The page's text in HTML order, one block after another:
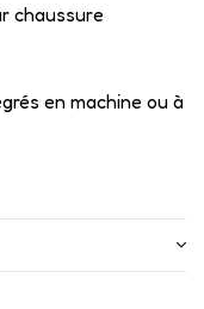
chaussure
en machine ou à